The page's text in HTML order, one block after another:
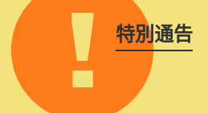
特別通告